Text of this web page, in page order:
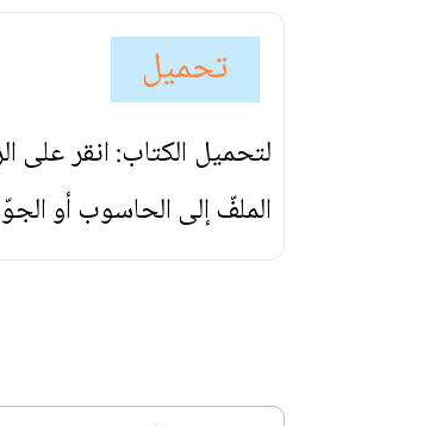
تحميل
لتحميل الكتاب: انقر على
الملفّ إلى الحاسوب أو